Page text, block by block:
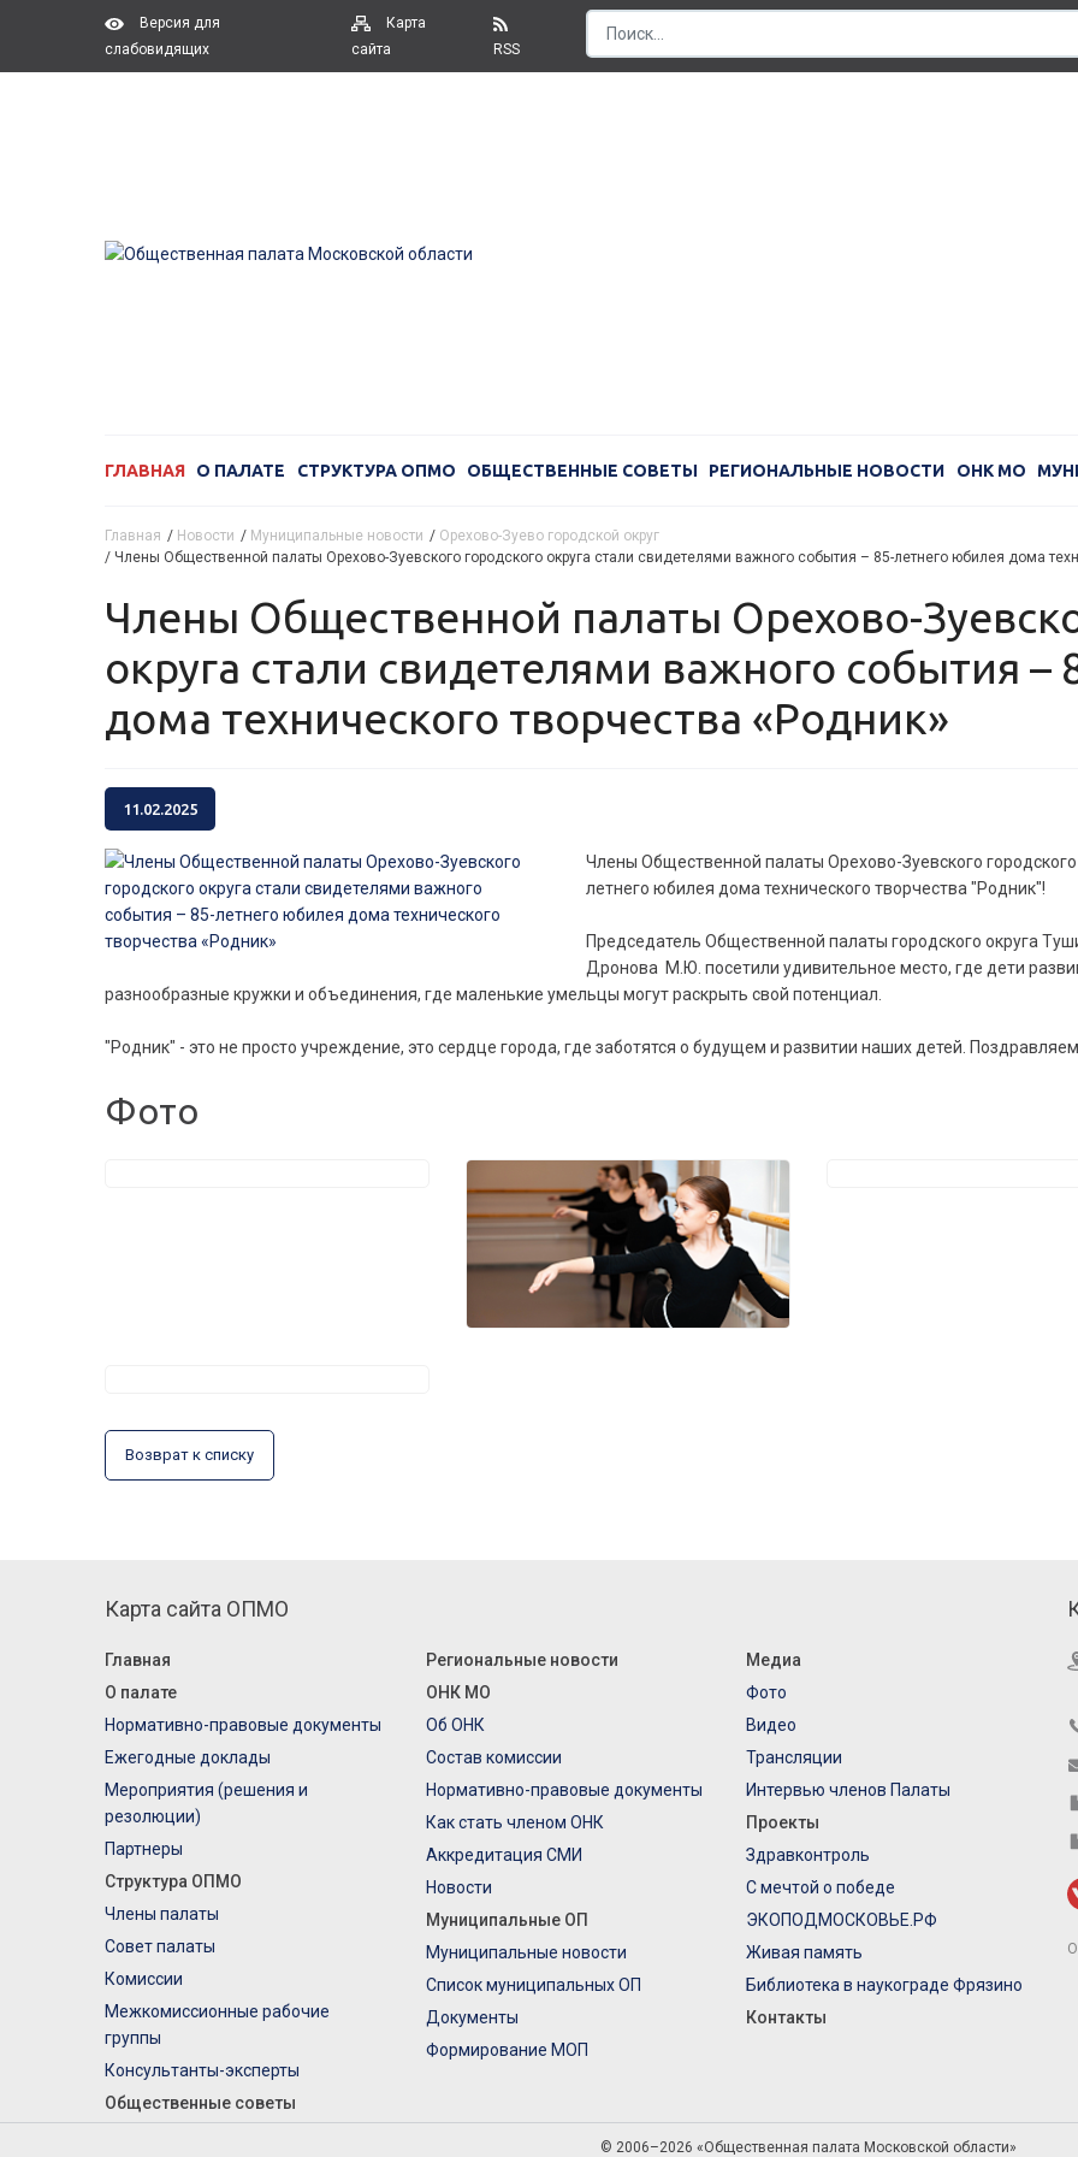
Версия для
слабовидящих
Карта
сайта
RSS
ГЛАВНАЯ О ПАЛАТЕ СТРУКТУРА ОПМО ОБЩЕСТВЕННЫЕ СОВЕТЫ РЕГИОНАЛЬНЫЕ НОВОСТИ ОНК МО
Главная / Новости / Муниципальные новости / Орехово-Зуево городской округ
/ Члены Общественной палаты Орехово-Зуевского городского округа стали свидетелями важного события – 85-летнего юбилея дома
Члены Общественной палаты Орехово-Зуевского городского
округа стали свидетелями важного события –
дома технического творчества «Родник»
11.02.2025
Члены Общественной палаты Орехово-Зуевского
летнего юбилея дома технического творчества "Родник"!
Председатель Общественной палаты городского округа
Дронова М.Ю. посетили удивительное место, где дети
разнообразные кружки и объединения, где маленькие умельцы могут раскрыть свой потенциал.
"Родник" - это не просто учреждение, это сердце города, где заботятся о будущем и развитии наших детей.
Фото
Возврат к списку
Карта сайта ОПМО
Главная
О палате
Нормативно-правовые документы
Ежегодные доклады
Мероприятия (решения и
резолюции)
Партнеры
Структура ОПМО
Члены палаты
Совет палаты
Комиссии
Межкомиссионные рабочие
группы
Консультанты-эксперты
Общественные советы
Региональные новости
ОНК МО
Об ОНК
Состав комиссии
Нормативно-правовые документы
Как стать членом ОНК
Аккредитация СМИ
Новости
Муниципальные ОП
Муниципальные новости
Список муниципальных ОП
Документы
Формирование МОП
Медиа
Фото
Видео
Трансляции
Интервью членов Палаты
Проекты
Здравконтроль
С мечтой о победе
ЭКОПОДМОСКОВЬЕ.РФ
Живая память
Библиотека в наукограде Фрязино
Контакты
© 2006–2026 «Общественная палата Московской области»